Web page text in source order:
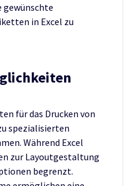
gewünschte
in Excel zu
für das Drucken von
spezialisierten
Während Excel
zur Layoutgestaltung
begrenzt.